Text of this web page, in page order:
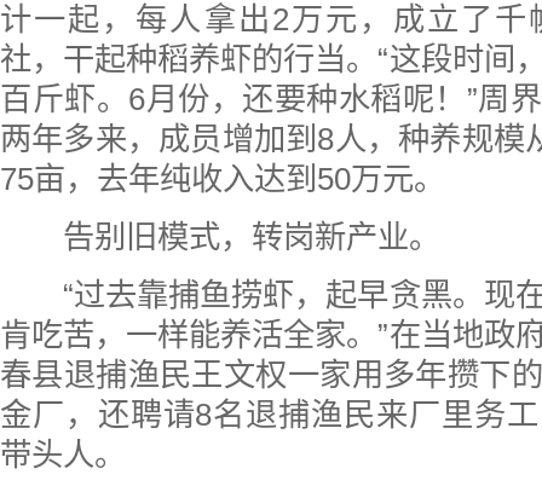
计一起，每人拿出2万元，成立了千
社，干起种稻养虾的行当。“这段时间
百斤虾。6月份，还要种水稻呢！”周
两年多来，成员增加到8人，种养规模
75亩，去年纯收入达到50万元。
告别旧模式，转岗新产业。
“过去靠捕鱼捞虾，起早贪黑。现
肯吃苦，一样能养活全家。”在当地政
春县退捕渔民王文权一家用多年攒下
金厂，还聘请8名退捕渔民来厂里务
带头人。